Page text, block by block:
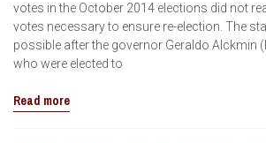
votes in the October 2014 elections did not
votes necessary to ensure re-election. The
possible after the governor Geraldo Alckmin
who were elected to
Read more